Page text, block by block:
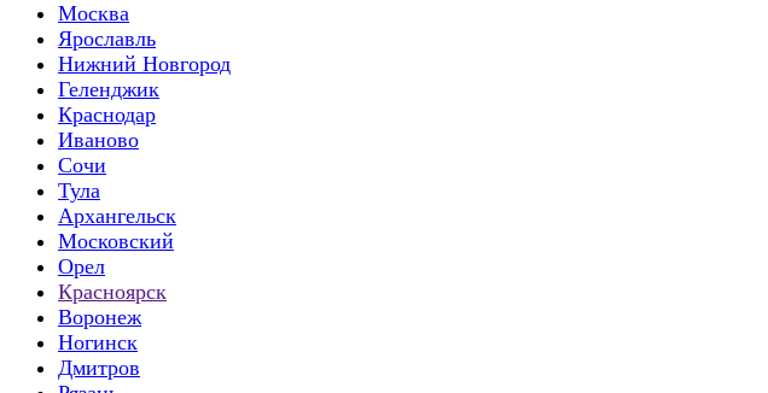
Москва
Ярославль
Нижний Новгород
Геленджик
Краснодар
Иваново
Сочи
Тула
Архангельск
Московский
Орел
Красноярск
Воронеж
Ногинск
Дмитров